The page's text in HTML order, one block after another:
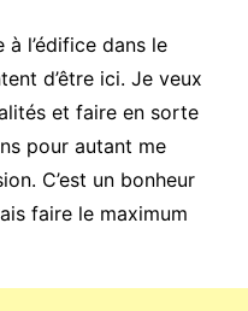
l’édifice dans le
d’être ici. Je veux
et faire en sorte
pour autant me
C’est un bonheur
faire le maximum